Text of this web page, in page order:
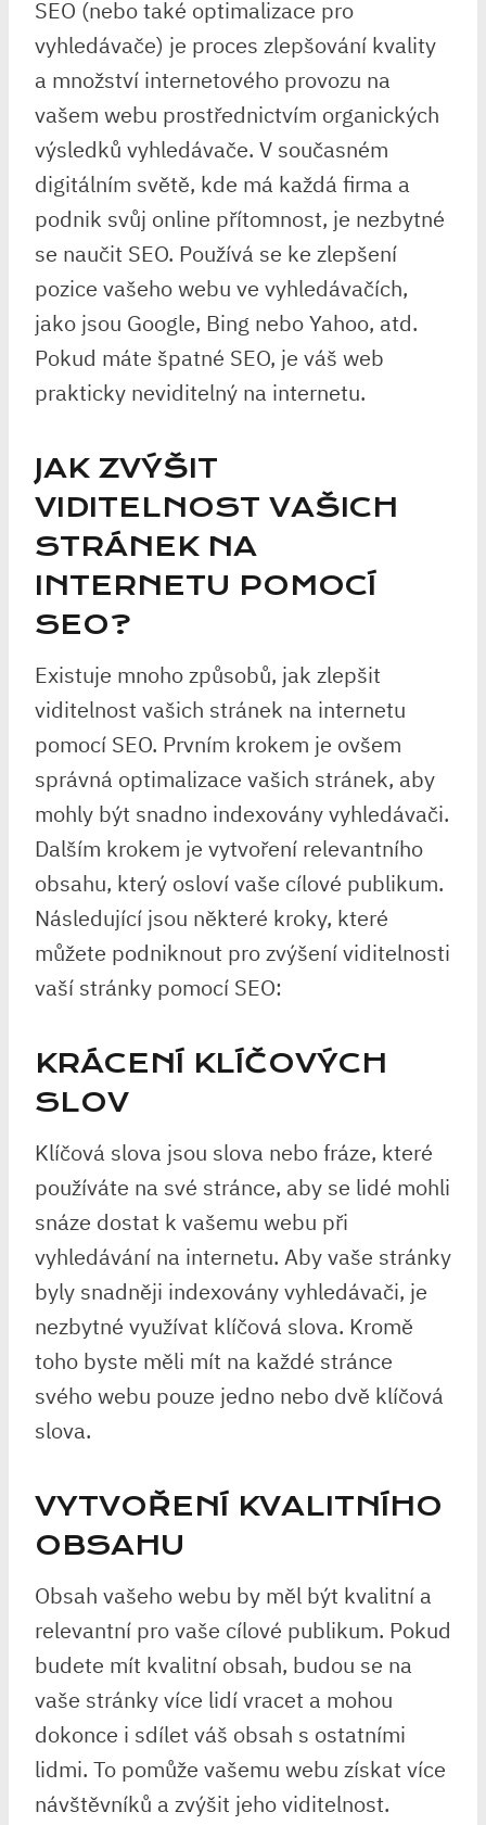
SEO (nebo také optimalizace pro
vyhledávače) je proces zlepšování kvality
a množství internetového provozu na
vašem webu prostřednictvím organických
výsledků vyhledávače. V současném
digitálním světě, kde má každá firma a
podnik svůj online přítomnost, je nezbytné
se naučit SEO. Používá se ke zlepšení
pozice vašeho webu ve vyhledávačích,
jako jsou Google, Bing nebo Yahoo, atd.
Pokud máte špatné SEO, je váš web
prakticky neviditelný na internetu.
JAK ZVÝŠIT
VIDITELNOST VAŠICH
STRÁNEK NA
INTERNETU POMOCÍ
SEO?
Existuje mnoho způsobů, jak zlepšit
viditelnost vašich stránek na internetu
pomocí SEO. Prvním krokem je ovšem
správná optimalizace vašich stránek, aby
mohly být snadno indexovány vyhledávači.
Dalším krokem je vytvoření relevantního
obsahu, který osloví vaše cílové publikum.
Následující jsou některé kroky, které
můžete podniknout pro zvýšení viditelnosti
vaší stránky pomocí SEO:
KRÁCENÍ KLÍČOVÝCH
SLOV
Klíčová slova jsou slova nebo fráze, které
používáte na své stránce, aby se lidé mohli
snáze dostat k vašemu webu při
vyhledávání na internetu. Aby vaše stránky
byly snadněji indexovány vyhledávači, je
nezbytné využívat klíčová slova. Kromě
toho byste měli mít na každé stránce
svého webu pouze jedno nebo dvě klíčová
slova.
VYTVOŘENÍ KVALITNÍHO
OBSAHU
Obsah vašeho webu by měl být kvalitní a
relevantní pro vaše cílové publikum. Pokud
budete mít kvalitní obsah, budou se na
vaše stránky více lidí vracet a mohou
dokonce i sdílet váš obsah s ostatními
lidmi. To pomůže vašemu webu získat více
návštěvníků a zvýšit jeho viditelnost.